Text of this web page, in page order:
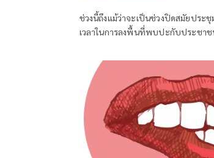
ช่วงนี้ถึงแม้ว่าจะเป็นช่วงปิดสมัยประ
เวลาในการลงพื้นที่พบปะกับประชาชน
การลงพื้นที่แก้ปัญหาในเขต